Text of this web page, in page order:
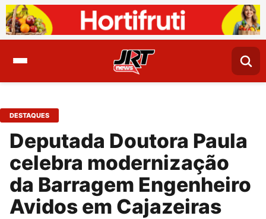
DESTAQUES
Deputada Doutora Paula
celebra modernização
da Barragem Engenheiro
Avidos em Cajazeiras